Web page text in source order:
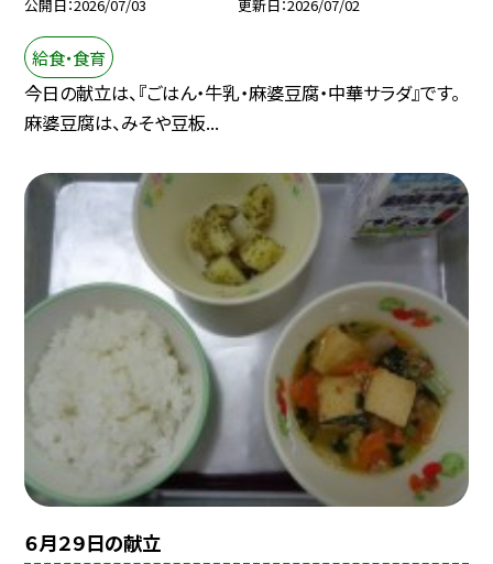
公開日 2026/07/03 更新日 2026/07/02
給食・食育
今日の献立は、『ごはん・牛乳・麻婆豆腐・中華サラダ』です。
麻婆豆腐は、みそや豆板...
６月２９日の献立